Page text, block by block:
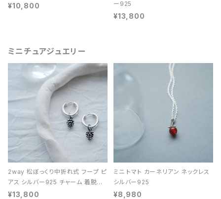
¥10,800
ー925
¥13,800
ミニチュアジュエリー
2way 松ぼっくり中折れ式 フープ ピ
アス シルバー925 チャーム 着脱可
能 レディース ユニセックス
¥13,800
ミニ トマト カーネリアン ネックレス
シルバー925
¥8,980